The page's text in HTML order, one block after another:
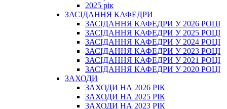
2025 рік
ЗАСІДАННЯ КАФЕДРИ
ЗАСІДАННЯ КАФЕДРИ У 2026 РОЦІ
ЗАСІДАННЯ КАФЕДРИ У 2025 РОЦІ
ЗАСІДАННЯ КАФЕДРИ У 2024 РОЦІ
ЗАСІДАННЯ КАФЕДРИ У 2023 РОЦІ
ЗАСІДАННЯ КАФЕДРИ У 2021 РОЦІ
ЗАСІДАННЯ КАФЕДРИ У 2020 РОЦІ
ЗАХОДИ
ЗАХОДИ НА 2026 РІК
ЗАХОДИ НА 2025 РІК
ЗАХОДИ НА 2023 РІК